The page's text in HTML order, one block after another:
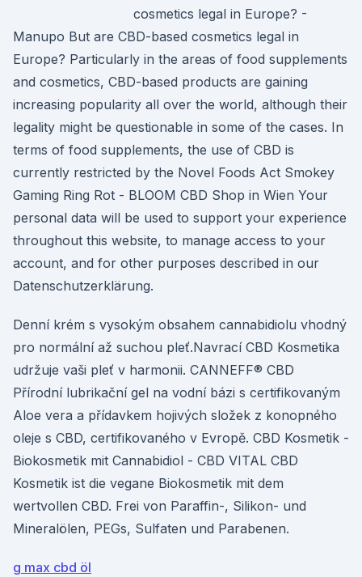
cosmetics legal in Europe? -
Manupo But are CBD-based cosmetics legal in
Europe? Particularly in the areas of food supplements
and cosmetics, CBD-based products are gaining
increasing popularity all over the world, although their
legality might be questionable in some of the cases. In
terms of food supplements, the use of CBD is
currently restricted by the Novel Foods Act Smokey
Gaming Ring Rot - BLOOM CBD Shop in Wien Your
personal data will be used to support your experience
throughout this website, to manage access to your
account, and for other purposes described in our
Datenschutzerklärung.
Denní krém s vysokým obsahem cannabidiolu vhodný
pro normální až suchou pleť.Navrací CBD Kosmetika
udržuje vaši pleť v harmonii. CANNEFF® CBD
Přírodní lubrikační gel na vodní bázi s certifikovaným
Aloe vera a přídavkem hojivých složek z konopného
oleje s CBD, certifikovaného v Evropě. CBD Kosmetik -
Biokosmetik mit Cannabidiol - CBD VITAL CBD
Kosmetik ist die vegane Biokosmetik mit dem
wertvollen CBD. Frei von Paraffin-, Silikon- und
Mineralölen, PEGs, Sulfaten und Parabenen.
g max cbd öl